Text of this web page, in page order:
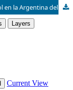
Pedagogías maternales: educación y control en la Argentina del siglo XX